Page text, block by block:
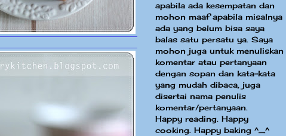
apabila ada kesempatan dan
mohon maaf apabila misalnya
ada yang belum bisa saya
balas satu persatu ya. Saya
mohon juga untuk menuliskan
komentar atau pertanyaan
dengan sopan dan kata-kata
yang mudah dibaca, juga
disertai nama penulis
komentar/pertanyaan.
Happy reading. Happy
cooking. Happy baking ^_^